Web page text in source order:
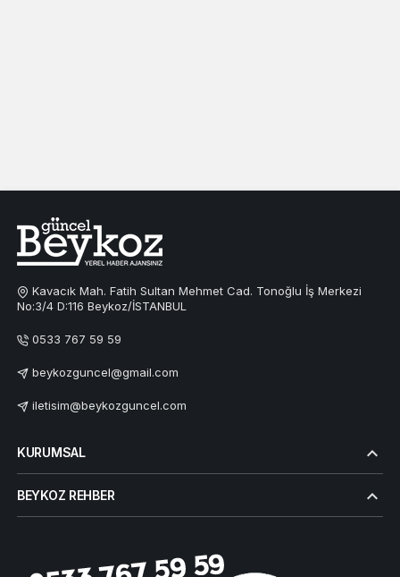
Kavacık Mah. Fatih Sultan Mehmet Cad. Tonoğlu İş Merkezi
No:3/4 D:116 Beykoz/İSTANBUL
0533 767 59 59
beykozguncel@gmail.com
iletisim@beykozguncel.com
KURUMSAL
BEYKOZ REHBER